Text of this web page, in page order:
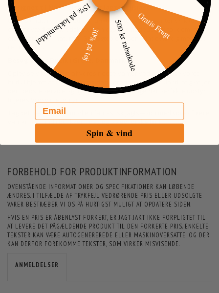
Designet til Naturelskere og Jagtentusiaster
Udforsk naturen med stil og funktionalitet. Vores vanter er ikke kun
et uundværligt jagtredskab, men også et modeudtryk for dem, der
elsker at være i naturen. Gør jagtoplevelsen mindeværdig med det
rette udstyr.
Besøg Vores Butik i Greve, Danmark
Oplev selv kvaliteten af vores fleece vanter ved at besøge vores
butik i hjertet af Greve. Vores dedikerede team står klar til at give jer
den bedste service og hjælpe jer med at vælge det perfekte udstyr
Tag det næste skridt mod en fantastisk jagtsæson med vores fleece
vanter. Kom ind i butikken i dag og oplev forskellen!
FORBEHOLD FOR PRODUKTINFORMATION
OVENSTÅENDE INFORMATIONER OG SPECIFIKATIONER KAN LØBENDE
ÆNDRES. I TILFÆLDE AF TRYKFEJL VEDRØRENDE PRIS ELLER UDSOLGTE
VARER BESTRÆBER VI OS PÅ HURTIGST MULIGT AT OPDATERE SIDEN.
HVIS EN PRIS ER ÅBENLYST FORKERT, ER JAGT-JAKT IKKE FORPLIGTET TIL
AT LEVERE DET PÅGÆLDENDE PRODUKT TIL DEN FORKERTE PRIS. ENKELTE
TEKSTER KAN VÆRE AUTOGENEREREDE ELLER MASKINOVERSATTE, OG DER
KAN DERFOR FOREKOMME TEKSTER, SOM VIRKER MISVISENDE.
ANMELDELSER
Gratis Fragt
500 kr rabatkode
30% på tøj
15% på lokkemiddel
Email
Spin & vind